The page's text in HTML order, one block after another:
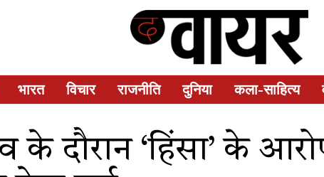
भारत विचार राजनीति दुनिया कला-साहित्य
के दौरान ‘हिंसा’ के